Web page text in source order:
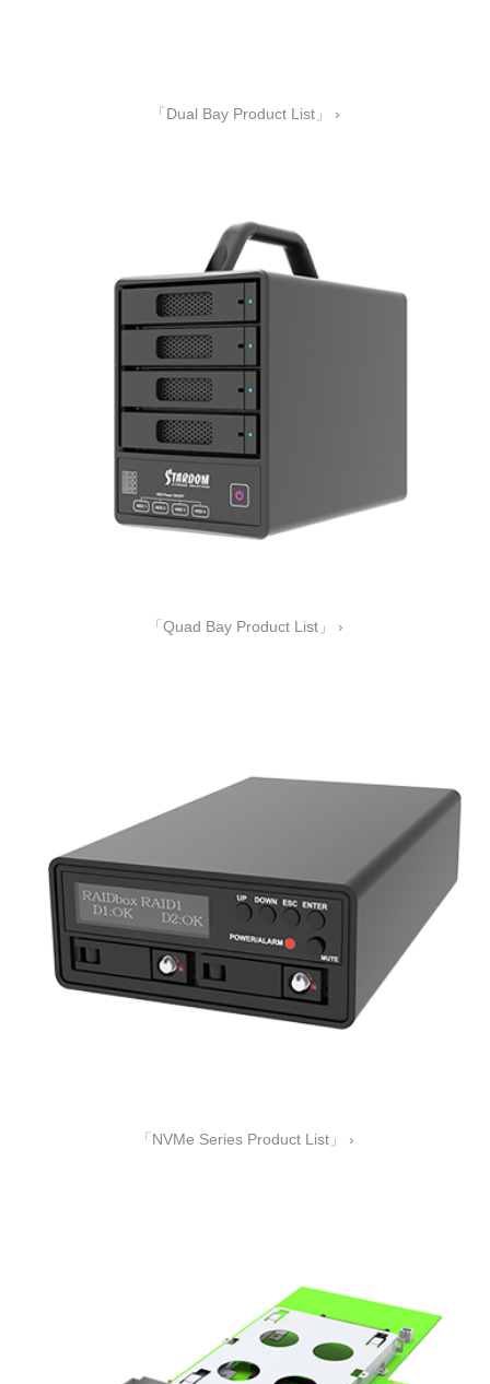
「Dual Bay Product List」 ›
「Quad Bay Product List」 ›
「NVMe Series Product List」 ›